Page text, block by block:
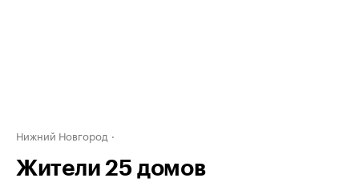
Нижний Новгород
Жители 25 домов